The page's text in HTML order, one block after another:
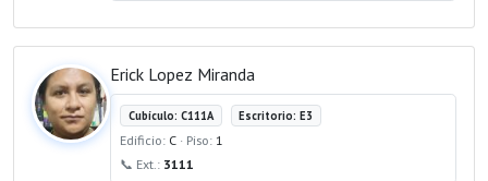
Erick Lopez Miranda
Cubículo: C111A Escritorio: E3
Edificio: C · Piso: 1
📞 Ext.: 3111